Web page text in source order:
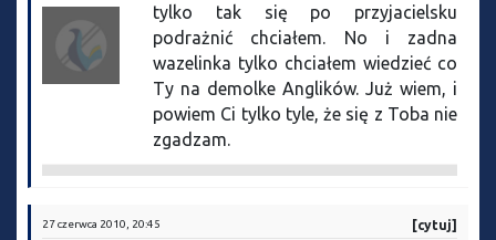
tylko tak się po przyjacielsku
podrażnić chciałem. No i zadna
wazelinka tylko chciałem wiedzieć co
Ty na demolke Anglików. Już wiem, i
powiem Ci tylko tyle, że się z Toba nie
zgadzam.
27 czerwca 2010, 20:45 [cytuj]